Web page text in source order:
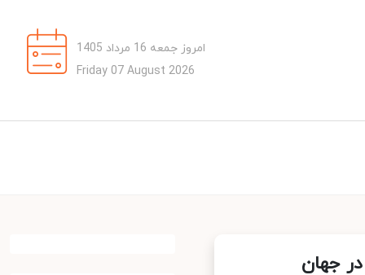
امروز جمعه 16 مرداد 1405
Friday 07 August 2026